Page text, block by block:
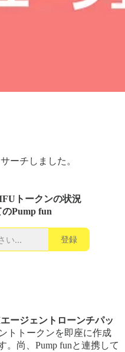
ーチしました。
トークンの状況
Pump fun
登録
ージェントローンチパッ
トトークンを即座に作成
。尚、Pump funと連携して